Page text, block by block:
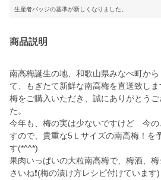
生産者バッジの基準が新しくなりました。
商品説明
南高梅誕生の地、和歌山県みなべ町か
て、もぎたて新鮮な南高梅を直送致し
梅をご購入いただき、誠にありがとう
た。
今年も、梅の実は少ないですけど 今の
すので、貴重な5Ｌサイズの南高梅！を
す(*^^*)
果肉いっぱいの大粒南高梅で、梅酒、
さいね❗(梅の漬け方レシピ付けています)